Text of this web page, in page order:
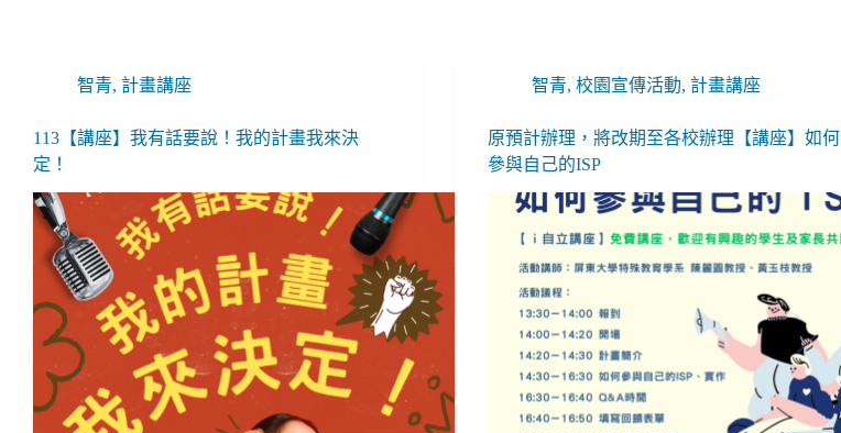
智青, 計畫講座
113【講座】我有話要說！我的計畫我來決
定！
智青,校園宣傳活動, 計畫講座
原預計辦理，將改期至各校辦理【講座】如何
參與自己的ISP